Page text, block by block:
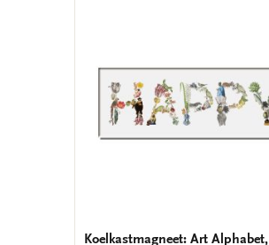
Koelkastmagneet: Art Alphabet,